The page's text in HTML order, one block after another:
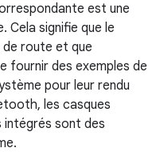
est une
Cela signifie que le
route et que
fournir des exemples de
pour leur rendu
les casques
sont des